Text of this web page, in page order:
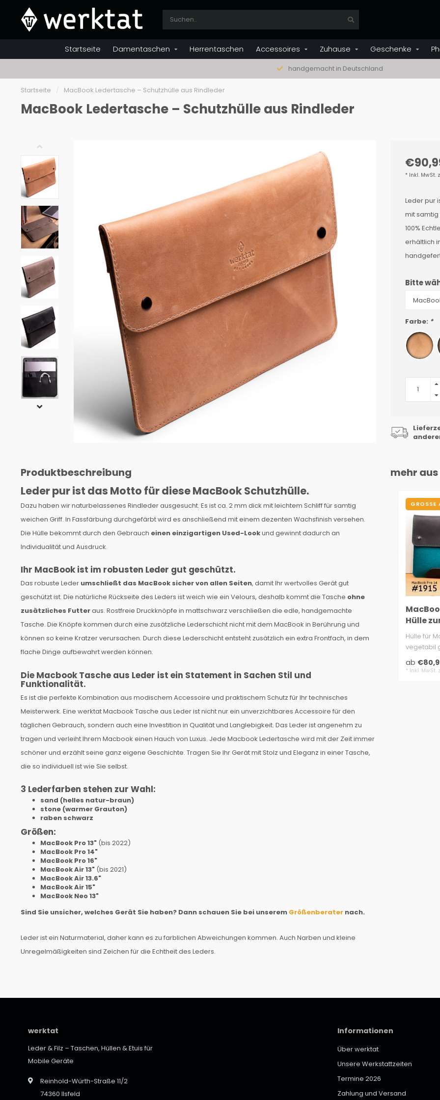
Startseite Damentaschen Herrentaschen Accessoires Zuhause Geschenke
handgemacht in Deutschland
Startseite / MacBook Ledertasche – Schutzhülle aus Rindleder
MacBook Ledertasche – Schutzhülle aus Rindleder
* Inkl. MwSt.
Leder pur
mit samtig
100%
erhältlich
Bitte
Farbe: *
Produktbeschreibung
Leder pur ist das Motto für diese MacBook Schutzhülle.
Dazu haben wir naturbelassenes Rindleder ausgesucht. Es ist ca. 2 mm dick mit leichtem Schliff für samtig
weichen Griff. In Fassfärbung durchgefärbt wird es anschließend mit einem dezenten Wachsfinish versehen.
Die Hülle bekommt durch den Gebrauch einen einzigartigen Used-Lookund gewinnt dadurch an
Individualität und Ausdruck.
Ihr MacBook ist im robusten Leder gut geschützt.
Das robuste Leder umschließt das MacBook sicher von allen Seiten, damit Ihr wertvolles Gerät gut
geschützt ist. Die natürliche Rückseite des Leders ist weich wie ein Velours, deshalb kommt die Tasche ohne
zusätzliches Futteraus. Rostfreie Druckknöpfe in mattschwarz verschließen die edle, handgemachte
Tasche. Die Knöpfe kommen durch eine zusätzliche Lederschicht nicht mit dem MacBook in Berührung und
können so keine Kratzer verursachen. Durch diese Lederschicht entsteht zusätzlich ein extra Frontfach, in dem
flache Dinge aufbewahrt werden können.
Die Macbook Tasche aus Leder ist ein Statement in Sachen Stil und
Funktionalität.
Es ist die perfekte Kombination aus modischem Accessoire und praktischem Schutz für Ihr technisches
Meisterwerk. Eine werktat Macbook Tasche aus Leder ist nicht nur ein unverzichtbares Accessoire für den
täglichen Gebrauch, sondern auch eine Investition in Qualität und Langlebigkeit. Das Leder ist angenehm zu
tragen und verleiht Ihrem Macbook einen Hauch von Luxus. Jede Macbook Ledertasche wird mit der Zeit immer
schöner und erzählt seine ganz eigene Geschichte. Tragen Sie Ihr Gerät mit Stolz und Eleganz in einer Tasche,
die so individuell ist wie Sie selbst.
3 Lederfarben stehen zur Wahl:
sand (helles natur-braun)
stone (warmer Grauton)
raben schwarz
Größen:
MacBook Pro 13" (bis 2022)
MacBook Pro 14"
MacBook Pro 16"
MacBook Air 13" (bis 2021)
MacBook Air 13.6"
MacBook Air 15"
MacBook Neo 13"
Sind Sie unsicher, welches Gerät Sie haben? Dann schauen Sie bei unserem Größenberater nach.
Leder ist ein Naturmaterial, daher kann es zu farblichen Abweichungen kommen. Auch Narben und kleine
Unregelmäßigkeiten sind Zeichen für die Echtheit des Leders.
mehr aus
GROSSE
Hülle
Hülle für
vegetabil
aus
Woll..
ab
* Inkl. MwSt.
werktat
Leder & Filz – Taschen, Hüllen & Etuis für
Mobile Geräte
Reinhold-Würth-Straße 11/2
74360 Ilsfeld
Informationen
Über werktat
Unsere Werkstattzeiten
Termine 2026
Zahlung und Versand